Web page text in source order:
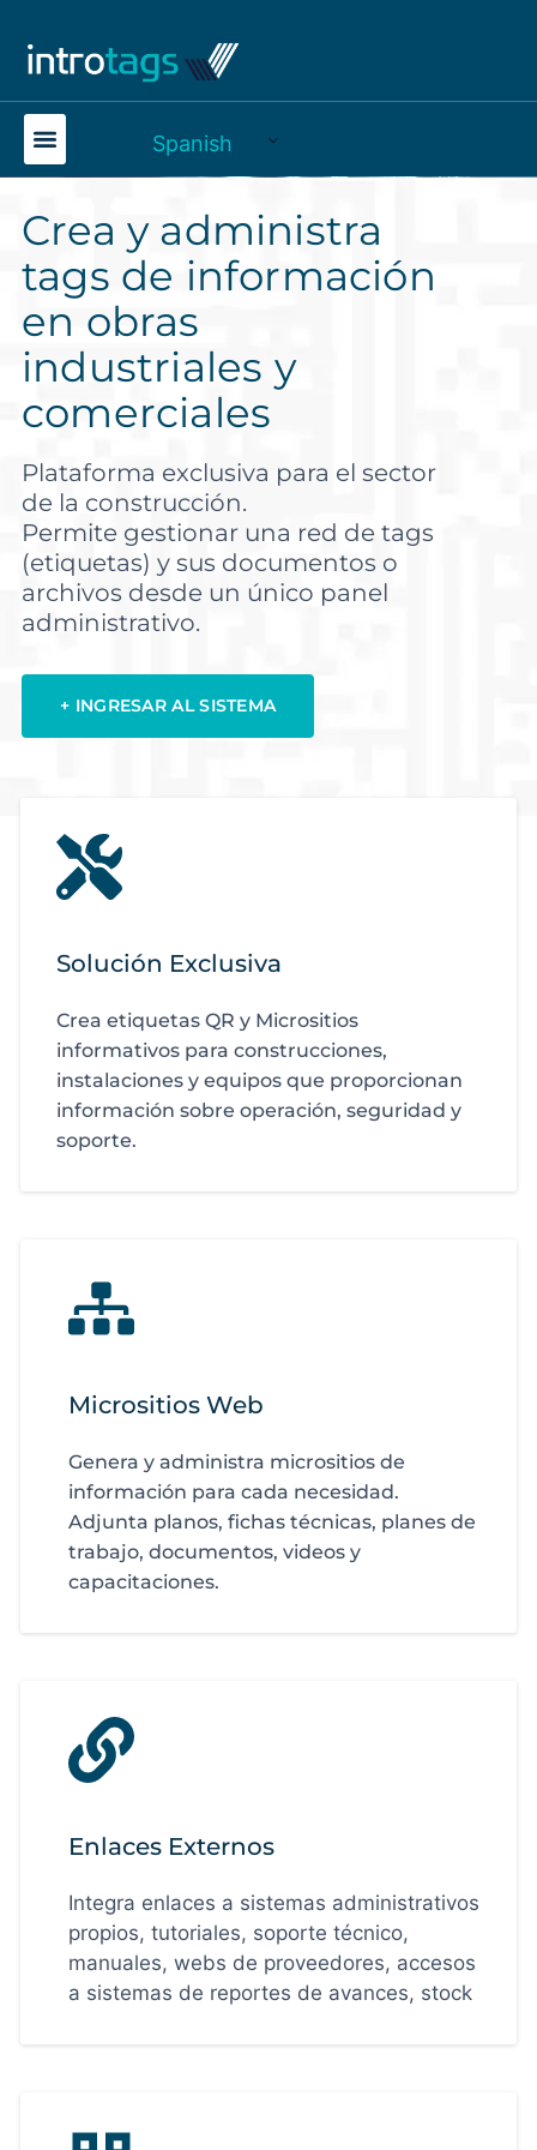
Spanish
Crea y administra
tags de información
en obras
industriales y
comerciales
Plataforma exclusiva para el sector
de la construcción.
Permite gestionar una red de tags
(etiquetas) y sus documentos o
archivos desde un único panel
administrativo.
+ INGRESAR AL SISTEMA
Solución Exclusiva
Crea etiquetas QR y Micrositios
informativos para construcciones,
instalaciones y equipos que proporcionan
información sobre operación, seguridad y
soporte.
Micrositios Web
Genera y administra micrositios de
información para cada necesidad.
Adjunta planos, fichas técnicas, planes de
trabajo, documentos, videos y
capacitaciones.
Enlaces Externos
Integra enlaces a sistemas administrativos
propios, tutoriales, soporte técnico,
manuales, webs de proveedores, accesos
a sistemas de reportes de avances, stock